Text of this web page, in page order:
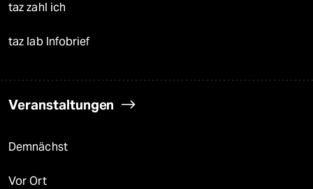
taz zahl ich
taz lab Infobrief
Veranstaltungen
Demnächst
Vor Ort